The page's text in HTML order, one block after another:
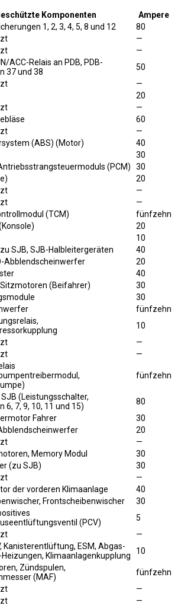
Komponenten
Ampere
1, 2, 3, 4, 5, 8 und 12
80
—
—
ACC-Relais an PDB, PDB-
37 und 38
50
—
20
—
60
—
(ABS) (Motor)
40
30
(PCM)
30
20
—
—
(TCM)
fünfzehn
20
10
SJB, SJB-Halbleitergeräten
40
Abblendscheinwerfer
20
40
(Beifahrer)
30
30
fünfzehn
10
—
—
fünfzehn
(Leistungsschalter,
6, 7, 9, 10, 11 und 15)
80
Fahrer
30
20
—
Memory Modul
30
(zu SJB)
30
—
der vorderen Klimaanlage
40
Frontscheibenwischer
30
(PCV)
5
—
Kanisterentlüftung, ESM, Abgas-
Klimaanlagenkupplung
10
Zündspulen,
(MAF)
fünfzehn
—
—